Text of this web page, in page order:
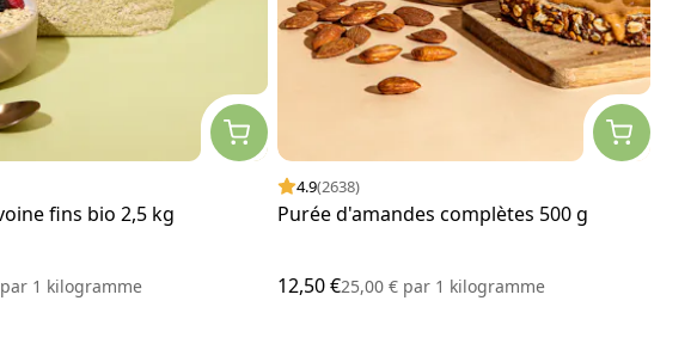
fins bio 2,5 kg
par1 kilogramme
4.9(2638)
Purée d'amandes complètes 500 g
12,50 €25,00 € par1 kilogramme